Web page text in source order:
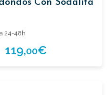
Con Sodalita
24-48h
119,00€